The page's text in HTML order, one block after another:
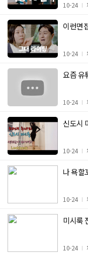
10-24
이런면
10-24
요즘 유
10-24
신도시
10-24
나 욕할
10-24
미시룩
10-24